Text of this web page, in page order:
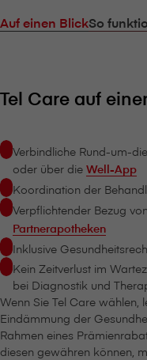
Auf einen BlickSo
Tel Care auf
Verbindliche Rund-um-
oder über die Well-App
Koordination der
Verpflichtender Bezug
Partnerapotheken
Inklusive
Kein Zeitverlust im
bei Diagnostik und
Wenn Sie Tel Care wählen,
Eindämmung der
Rahmen eines
diesen gewähren können,